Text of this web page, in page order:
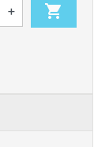
+ shopping_cart